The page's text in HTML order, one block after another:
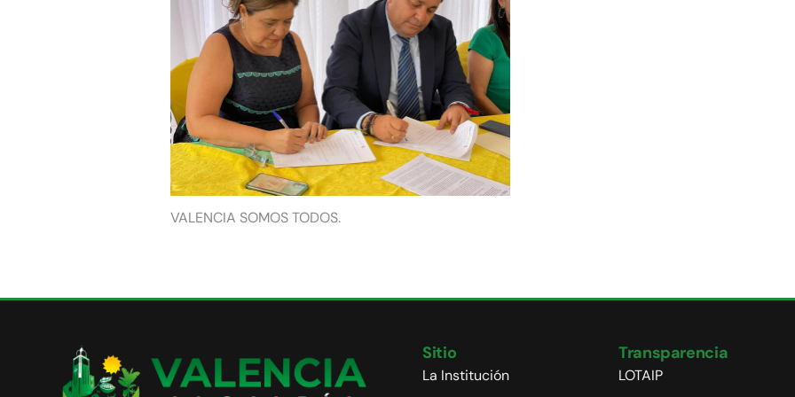
VALENCIA SOMOS TODOS.
Sitio
La Institución
Transparencia
LOTAIP